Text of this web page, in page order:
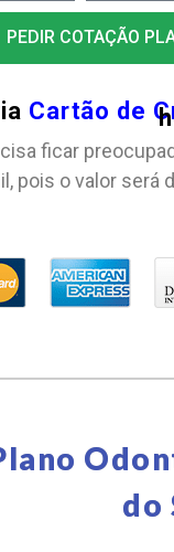
PEDIR COTAÇÃO
Cartão de
ficar
pois o valor será
do